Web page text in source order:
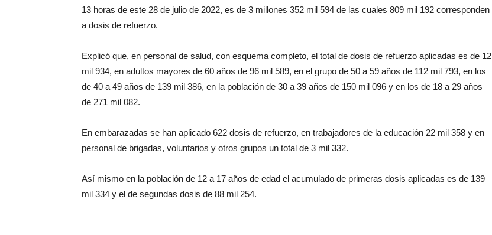
13 horas de este 28 de julio de 2022, es de 3 millones 352 mil 594 de las cuales 809 mil 192 corresponden
a dosis de refuerzo.
Explicó que, en personal de salud, con esquema completo, el total de dosis de refuerzo aplicadas es de 12
mil 934, en adultos mayores de 60 años de 96 mil 589, en el grupo de 50 a 59 años de 112 mil 793, en los
de 40 a 49 años de 139 mil 386, en la población de 30 a 39 años de 150 mil 096 y en los de 18 a 29 años
de 271 mil 082.
En embarazadas se han aplicado 622 dosis de refuerzo, en trabajadores de la educación 22 mil 358 y en
personal de brigadas, voluntarios y otros grupos un total de 3 mil 332.
Así mismo en la población de 12 a 17 años de edad el acumulado de primeras dosis aplicadas es de 139
mil 334 y el de segundas dosis de 88 mil 254.